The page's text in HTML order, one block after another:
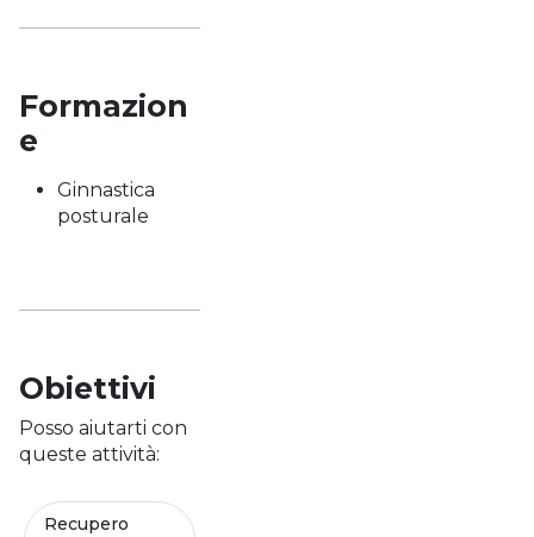
Formazion
e
Ginnastica
posturale
Obiettivi
Posso aiutarti con
queste attività:
Recupero